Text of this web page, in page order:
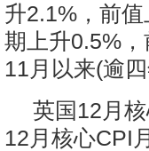
升2.1%，前
期上升0.5%
11月以来(逾
英国12月
12月核心CPI